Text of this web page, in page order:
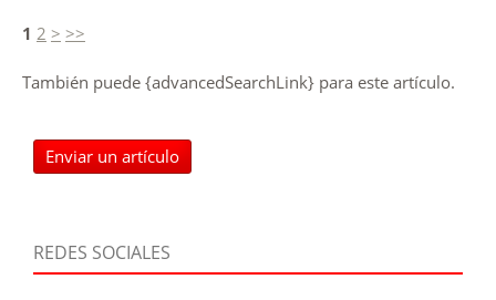
1 2 > >>
También puede {advancedSearchLink} para este artículo.
Enviar un artículo
REDES SOCIALES